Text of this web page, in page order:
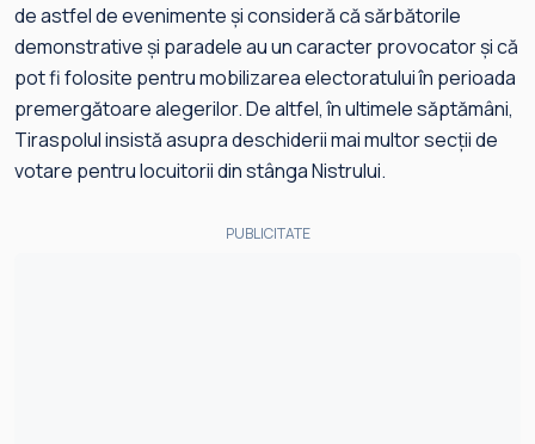
de astfel de evenimente și consideră că sărbătorile
demonstrative și paradele au un caracter provocator și că
pot fi folosite pentru mobilizarea electoratului în perioada
premergătoare alegerilor. De altfel, în ultimele săptămâni,
Tiraspolul insistă asupra deschiderii mai multor secții de
votare pentru locuitorii din stânga Nistrului.
PUBLICITATE